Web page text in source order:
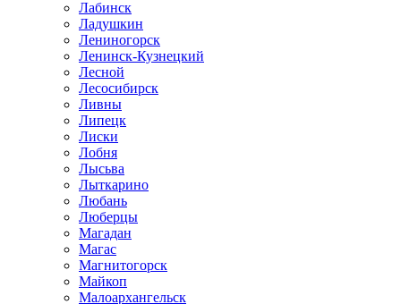
Лабинск
Ладушкин
Лениногорск
Ленинск-Кузнецкий
Лесной
Лесосибирск
Ливны
Липецк
Лиски
Лобня
Лысьва
Лыткарино
Любань
Люберцы
Магадан
Магас
Магнитогорск
Майкоп
Малоархангельск